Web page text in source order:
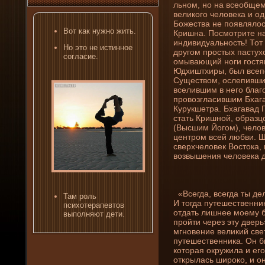
Вот как нужно жить.
Но это не истинное
согласие.
Там роль
психотерапевтов
выполняют де­ти.
льном, но на
великого человека и
Божества не
Кришна. Посмотрите
индивидуальность!
другом простых
омывающий ноги
Юдхиштхиры, был
Существом,
вселившим в него
провозгласившим
Курукшетра. Бхагавад
стать Кришной,
(Высшим Йогом),
центром всей любви.
сверхчеловек
возвышени­я человека
«Всегда, всегда ты
И тогда
отдать лишнее моему
пройти через эту
мгновени­е великий
путешественни­ка. Он
которая окружила и
открылась широко, и